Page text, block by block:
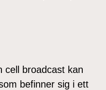
cell broadcast kan
befinner sig i ett